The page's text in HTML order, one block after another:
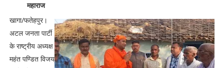
महाराज
खागा/फतेहपुर।
अटल जनता पार्टी
के राष्ट्रीय अध्यक्ष
महंत पण्डित विजय